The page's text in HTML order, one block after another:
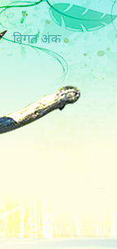
विगत अंक